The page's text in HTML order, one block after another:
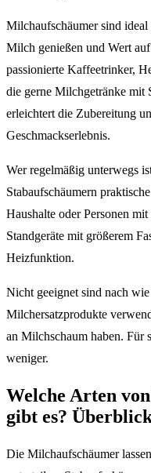
Milchaufschäumer sind
Milch genießen und Wert
passionierte Kaffeetrinker,
die gerne Milchgetränke mit
erleichtert die Zubereitung
Geschmackserlebnis.
Wer regelmäßig unterwegs
Stabaufschäumern
Haushalte oder Personen
Standgeräte mit größerem
Heizfunktion.
Nicht geeignet sind nach
Milchersatzprodukte
an Milchschaum haben. Für
weniger.
Welche Arten
gibt es?
Die Milchaufschäumer